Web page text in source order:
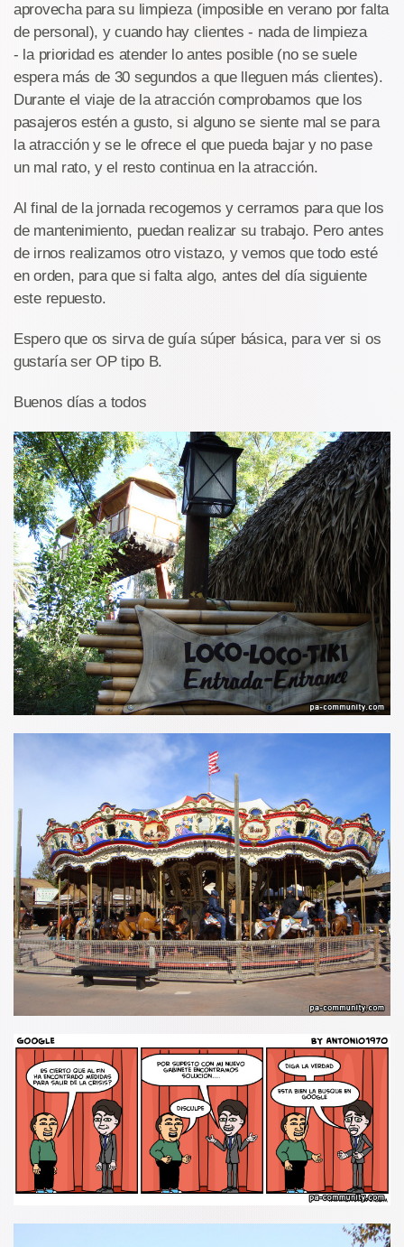
aprovecha para su limpieza (imposible en verano por falta
de personal), y cuando hay clientes - nada de limpieza
- la prioridad es atender lo antes posible (no se suele
espera más de 30 segundos a que lleguen más clientes).
Durante el viaje de la atracción comprobamos que los
pasajeros estén a gusto, si alguno se siente mal se para
la atracción y se le ofrece el que pueda bajar y no pase
un mal rato, y el resto continua en la atracción.
Al final de la jornada recogemos y cerramos para que los
de mantenimiento, puedan realizar su trabajo. Pero antes
de irnos realizamos otro vistazo, y vemos que todo esté
en orden, para que si falta algo, antes del día siguiente
este repuesto.
Espero que os sirva de guía súper básica, para ver si os
gustaría ser OP tipo B.
Buenos días a todos